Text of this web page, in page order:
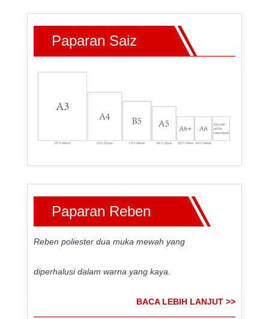
Paparan Saiz
Paparan Reben
Reben poliester dua muka mewah yang
diperhalusi dalam warna yang kaya.
BACA LEBIH LANJUT >>